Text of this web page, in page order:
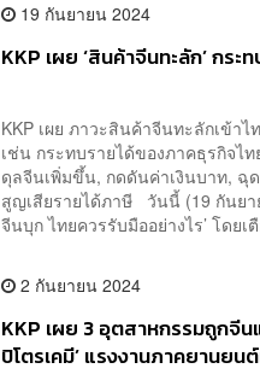
19 กันยายน 2024
KKP เผย ‘สินค้าจีนทะลัก’ กร
KKP เผย ภาวะสินค้าจีนทะลักเข้า
เช่น กระทบรายได้ของภาคธุรกิจไ
ดุลจีนเพิ่มขึ้น, กดดันค่าเงินบาท, ฉุ
สูญเสียรายได้ภาษี วันนี้ (19 กันยา
จีนบุก ไทยควรรับมืออย่างไร’ โดยเ
2 กันยายน 2024
KKP เผย 3 อุตสาหกรรมถูกจี
ปิโตรเคมี’ แรงงานภาคยานย